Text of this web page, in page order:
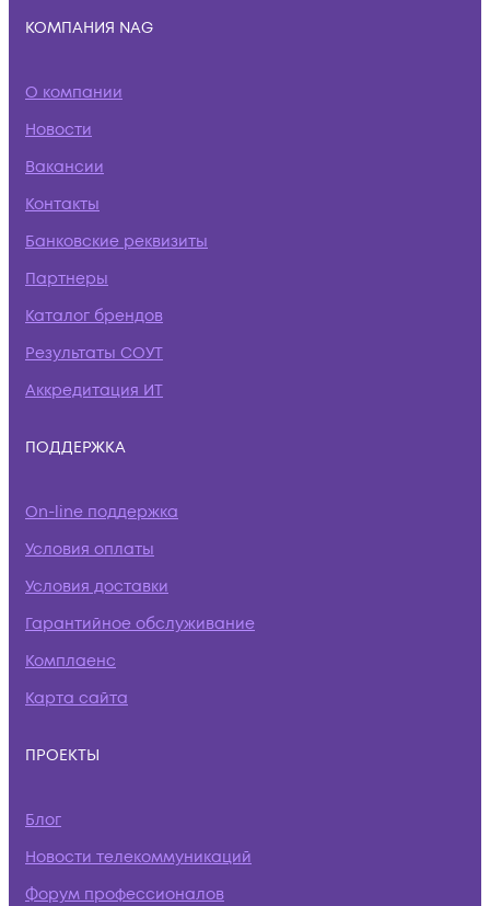
КОМПАНИЯ NAG
О компании
Новости
Вакансии
Контакты
Банковские реквизиты
Партнеры
Каталог брендов
Результаты СОУТ
Аккредитация ИТ
ПОДДЕРЖКА
On-line поддержка
Условия оплаты
Условия доставки
Гарантийное обслуживание
Комплаенс
Карта сайта
ПРОЕКТЫ
Блог
Новости телекоммуникаций
Форум профессионалов